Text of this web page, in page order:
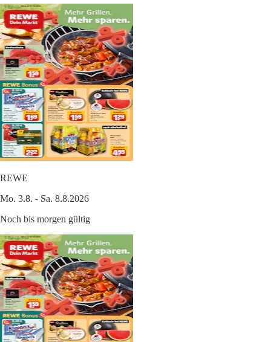
REWE
Mo. 3.8. - Sa. 8.8.2026
Noch bis morgen gültig